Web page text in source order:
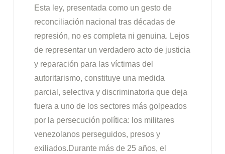
Esta ley, presentada como un gesto de
reconciliación nacional tras décadas de
represión, no es completa ni genuina. Lejos
de representar un verdadero acto de justicia
y reparación para las víctimas del
autoritarismo, constituye una medida
parcial, selectiva y discriminatoria que deja
fuera a uno de los sectores más golpeados
por la persecución política: los militares
venezolanos perseguidos, presos y
exiliados.Durante más de 25 años, el